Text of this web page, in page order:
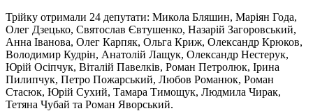
Трійку отримали 24 депутати: Микола Бляшин, Маріян Года,
Олег Дзецько, Святослав Євтушенко, Назарій Загоровський,
Анна Іванова, Олег Карпяк, Ольга Криж, Олександр Крюков,
Володимир Кудрін, Анатолій Лащук, Олександр Нестерук,
Юрій Осіпчук, Віталій Павелків, Роман Петролюк, Ірина
Пилипчук, Петро Пожарський, Любов Романюк, Роман
Стасюк, Юрій Сухий, Тамара Тимощук, Людмила Чирак,
Тетяна Чубай та Роман Яворський.